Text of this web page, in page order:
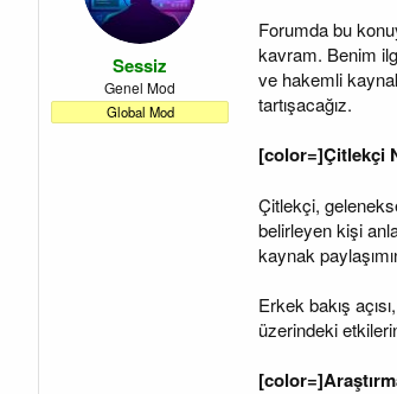
a
t
ı
ç
t
a
r
Sessiz
Genel Mod
Global Mod
Forumda bu
kavram. Benim
ve hakemli
tartışacağız.
[color=]Çitlekçi
Çitlekçi,
belirleyen kişi
kaynak
Erkek bakış
üzerindeki